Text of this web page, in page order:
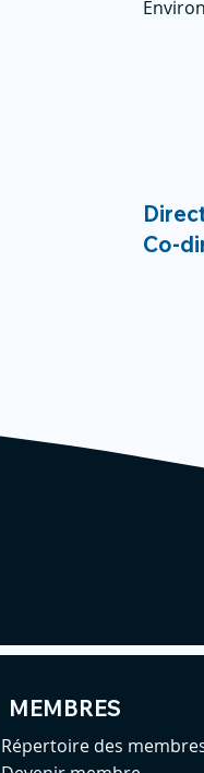
Co-
MEMBRES
Répertoire des